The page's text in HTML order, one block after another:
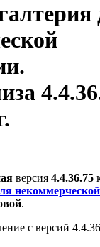
версия 4.4.36.75
.
с версий